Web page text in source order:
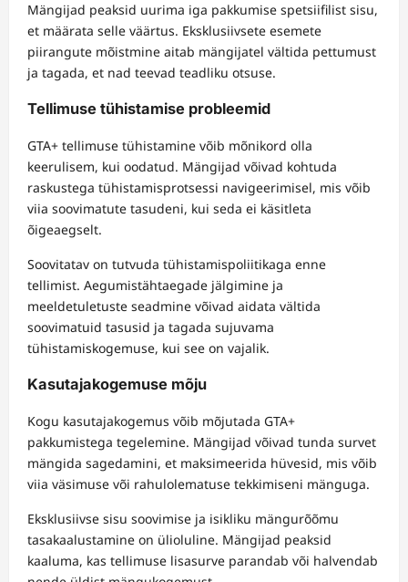
Mängijad peaksid uurima iga pakkumise spetsiifilist sisu,
et määrata selle väärtus. Eksklusiivsete esemete
piirangute mõistmine aitab mängijatel vältida pettumust
ja tagada, et nad teevad teadliku otsuse.
Tellimuse tühistamise probleemid
GTA+ tellimuse tühistamine võib mõnikord olla
keerulisem, kui oodatud. Mängijad võivad kohtuda
raskustega tühistamisprotsessi navigeerimisel, mis võib
viia soovimatute tasudeni, kui seda ei käsitleta
õigeaegselt.
Soovitatav on tutvuda tühistamispoliitikaga enne
tellimist. Aegumistähtaegade jälgimine ja
meeldetuletuste seadmine võivad aidata vältida
soovimatuid tasusid ja tagada sujuvama
tühistamiskogemuse, kui see on vajalik.
Kasutajakogemuse mõju
Kogu kasutajakogemus võib mõjutada GTA+
pakkumistega tegelemine. Mängijad võivad tunda survet
mängida sagedamini, et maksimeerida hüvesid, mis võib
viia väsimuse või rahulolematuse tekkimiseni mänguga.
Eksklusiivse sisu soovimise ja isikliku mängurõõmu
tasakaalustamine on ülioluline. Mängijad peaksid
kaaluma, kas tellimuse lisasurve parandab või halvendab